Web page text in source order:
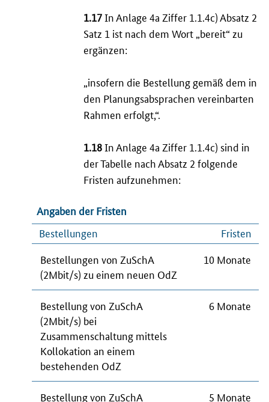
1.17In Anlage 4a Ziffer 1.1.4c) Absatz 2
Satz 1 ist nach dem Wort „bereit“ zu
ergänzen:
„insofern die Bestellung gemäß dem in
den Planungsabsprachen vereinbarten
Rahmen erfolgt,“.
1.18In Anlage 4a Ziffer 1.1.4c) sind in
der Tabelle nach Absatz 2 folgende
Fristen aufzunehmen:
Angaben der Fristen
Bestellungen
Fristen
Bestellungen von ZuSchA
(2Mbit/s) zu einem neuen OdZ
10 Monate
Bestellung von ZuSchA
(2Mbit/s) bei
Zusammenschaltung mittels
Kollokation an einem
bestehenden OdZ
6 Monate
Bestellung von ZuSchA 5 Monate